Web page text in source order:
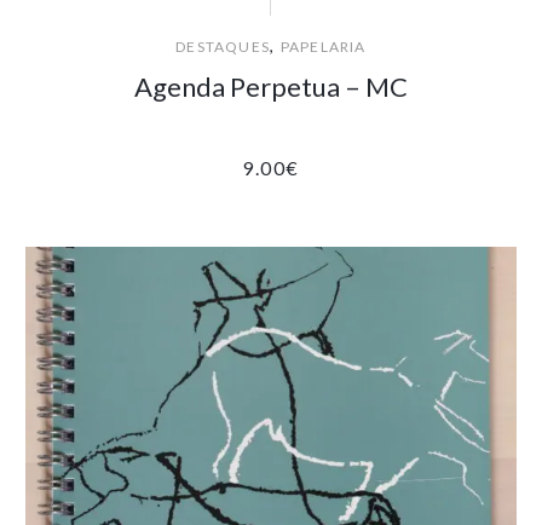
DESTAQUES, PAPELARIA
Agenda Perpetua – MC
9.00€